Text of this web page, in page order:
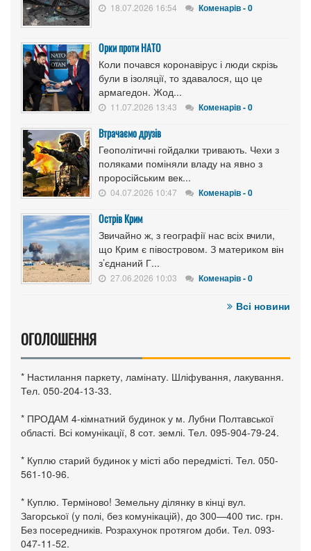
18.07.2026 16:54 Коменарів - 0
Орки проти НАТО
Коли почався коронавірус і люди скрізь
були в ізоляції, то здавалося, що це
армагедон. Жод...
11.07.2026 13:43 Коменарів - 0
Втрачаємо друзів
Геополітичні гойдалки тривають. Чехи з
поляками поміняли владу на явно з
проросійським век...
04.07.2026 10:47 Коменарів - 0
Острів Крим
Звичайно ж, з географії нас всіх вчили,
що Крим є півостровом. З материком він
з’єднаний Г...
27.06.2026 10:03 Коменарів - 0
Всі новини
ОГОЛОШЕННЯ
* Настилання паркету, ламінату. Шліфування, лакування.
Тел. 050-204-13-33.
* ПРОДАМ 4-кімнатний будинок у м. Лубни Полтавської
області. Всі комунікації, 8 сот. землі. Тел. 095-904-79-24.
* Куплю старий будинок у місті або передмісті. Тел. 050-
561-10-96.
* Куплю. Терміново! Земельну ділянку в кінці вул.
Загорської (у полі, без комунікацій), до 300—400 тис. грн.
Без посередників. Розрахунок протягом доби. Тел. 093-
047-11-52.